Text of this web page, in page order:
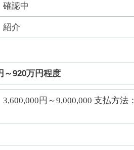
確認中
紹介
～920万円程度
3,600,000円～9,000,000 支払方法：